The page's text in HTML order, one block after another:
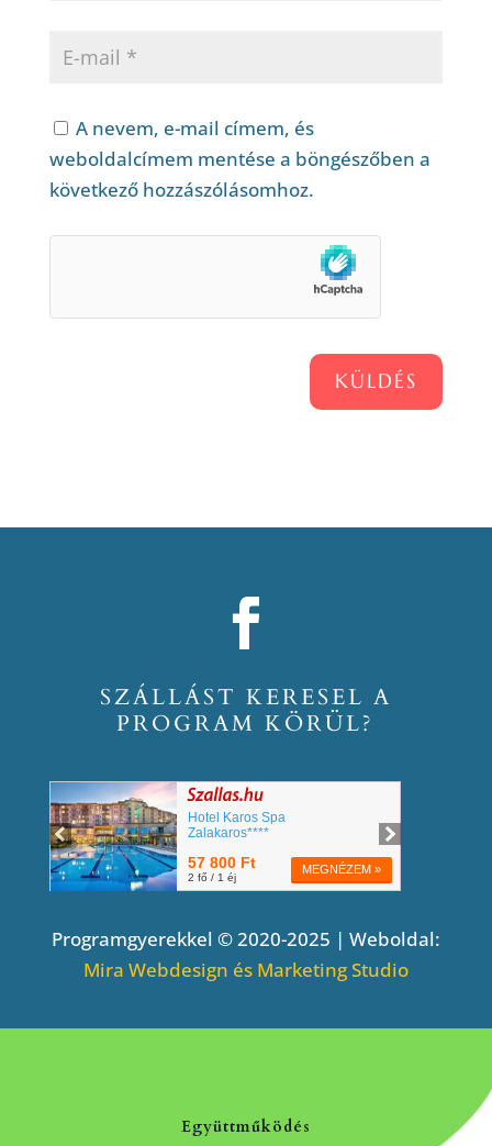
A nevem, e-mail címem, és
weboldalcímem mentése a böngészőben a
következő hozzászólásomhoz.
KÜLDÉS
SZÁLLÁST KERESEL A
PROGRAM KÖRÜL?
Programgyerekkel © 2020-2025 | Weboldal:
Mira Webdesign és Marketing Studio
Együttműködés